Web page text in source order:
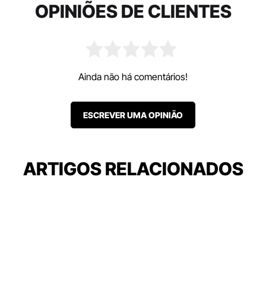
OPINIÕES DE CLIENTES
Ainda não há comentários!
ESCREVER UMA OPINIÃO
ARTIGOS RELACIONADOS